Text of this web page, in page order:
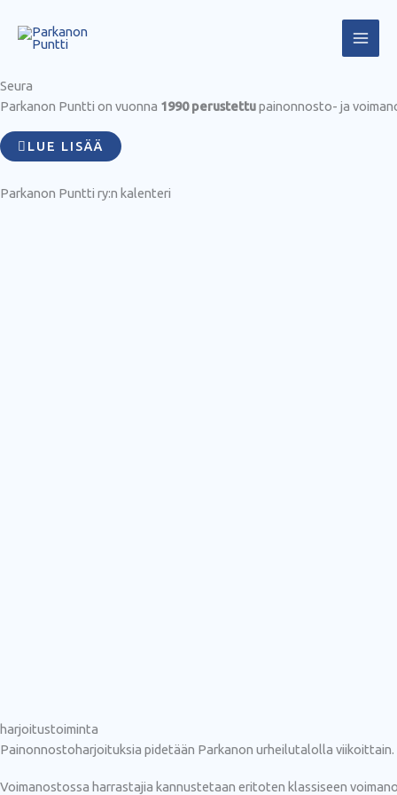
sisältöön
Seura
Parkanon Puntti on vuonna 1990 perustettupainonnosto- ja
LUE LISÄÄ
Parkanon Puntti ry:n kalenteri
harjoitustoiminta
Painonnostoharjoituksia pidetään Parkanon urheilutalolla
Voimanostossa harrastajia kannustetaan eritoten klassiseen